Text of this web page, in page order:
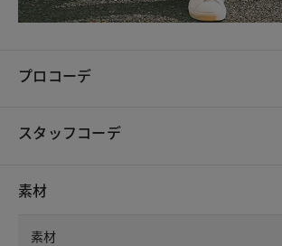
プロコーデ
スタッフコーデ
素材
素材